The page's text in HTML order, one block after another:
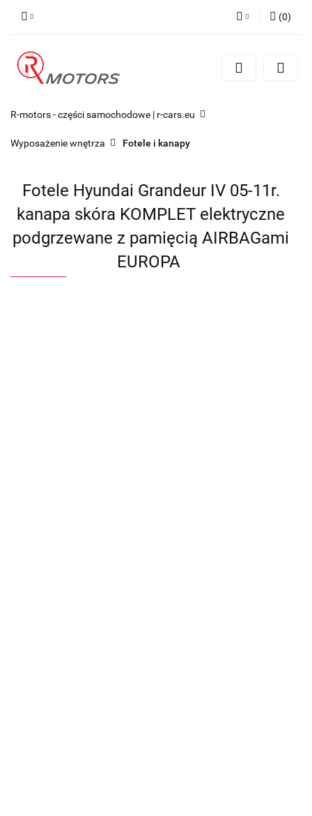
Zarejestruj się
(0)
R-motors - części samochodowe | r-cars.eu
Wyposażenie wnętrza Fotele i kanapy
Fotele Hyundai Grandeur IV 05-11r.
kanapa skóra KOMPLET elektryczne
podgrzewane z pamięcią AIRBAGami
EUROPA